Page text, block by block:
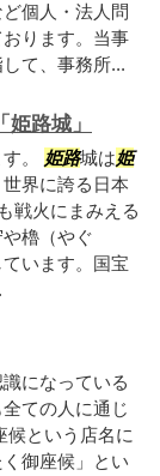
個人・法人問
ります。当事
て、事務所...
路城」
。 姫路城は姫
界に誇る日本
戦火にまみえる
櫓（やぐ
います。国宝
になっている
ての人に通じ
候という店名に
御座候」とい